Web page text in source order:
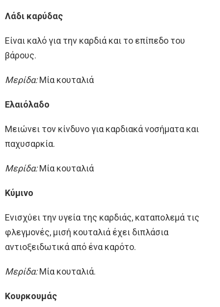
Λάδι καρύδας
Είναι καλό για την καρδιά και το επίπεδο του
βάρους.
Μερίδα:Μία κουταλιά
Ελαιόλαδο
Μειώνει τον κίνδυνο για καρδιακά νοσήματα και
παχυσαρκία.
Μερίδα:Μία κουταλιά
Κύμινο
Ενισχύει την υγεία της καρδιάς, καταπολεμά τις
φλεγμονές, μισή κουταλιά έχει διπλάσια
αντιοξειδωτικά από ένα καρότο.
Μερίδα:Μία κουταλιά.
Κουρκουμάς